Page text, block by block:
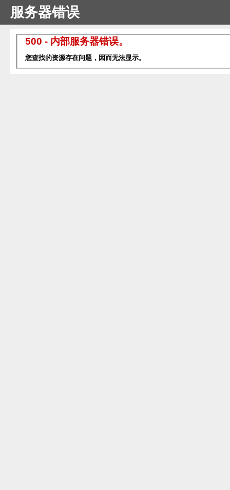
服务器错误
500 - 内部服务器错误。
您查找的资源存在问题，因而无法显示。